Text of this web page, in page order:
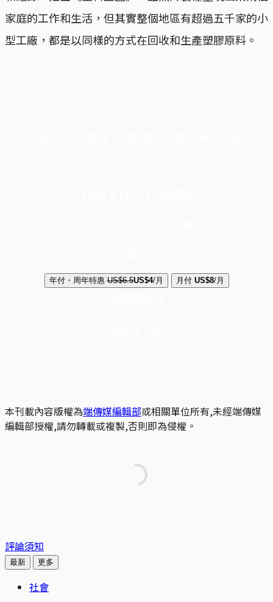
家庭的工作和生活，但其實整個地區有超過五千家的小
型工廠，都是以同樣的方式在回收和生產塑膠原料。
年付・周年特惠 US$6.5US$4/月 月付 US$8/月
本刊載內容版權為端傳媒編輯部或相關單位所有,未經端傳媒
編輯部授權,請勿轉載或複製,否則即為侵權。
評論須知
最新 更多
社會